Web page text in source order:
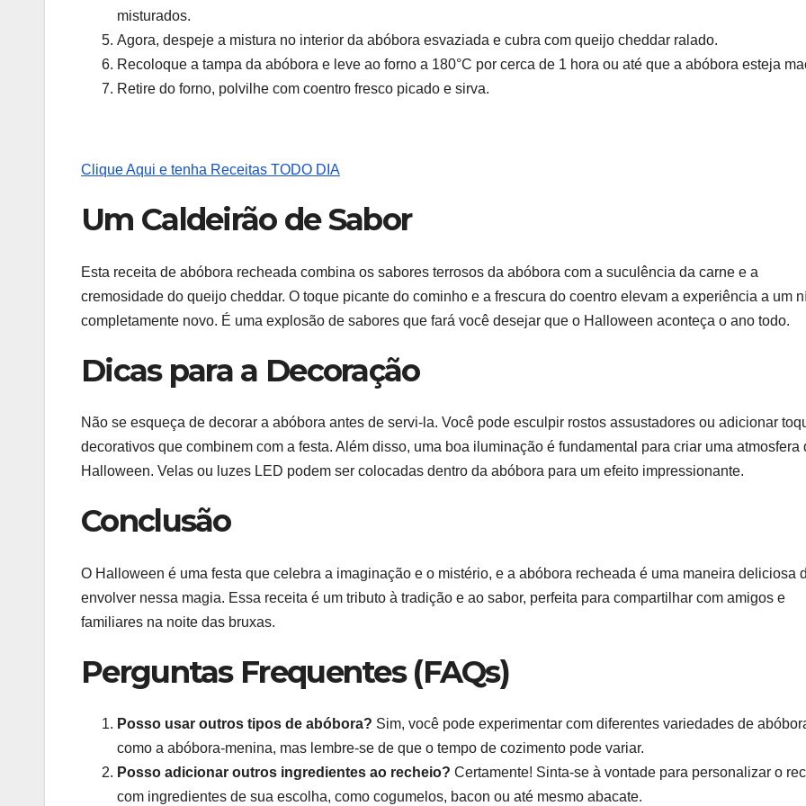
misturados.
Agora, despeje a mistura no interior da abóbora esvaziada e cubra com queijo cheddar ralado.
Recoloque a tampa da abóbora e leve ao forno a 180°C por cerca de 1 hora ou até que a abóbora esteja
Retire do forno, polvilhe com coentro fresco picado e sirva.
Clique Aqui e tenha Receitas TODO DIA
Um Caldeirão de Sabor
Esta receita de abóbora recheada combina os sabores terrosos da abóbora com a suculência da carne e a
cremosidade do queijo cheddar. O toque picante do cominho e a frescura do coentro elevam a experiência a um
completamente novo. É uma explosão de sabores que fará você desejar que o Halloween aconteça o ano todo.
Dicas para a Decoração
Não se esqueça de decorar a abóbora antes de servi-la. Você pode esculpir rostos assustadores ou adicionar
decorativos que combinem com a festa. Além disso, uma boa iluminação é fundamental para criar uma atmosfera
Halloween. Velas ou luzes LED podem ser colocadas dentro da abóbora para um efeito impressionante.
Conclusão
O Halloween é uma festa que celebra a imaginação e o mistério, e a abóbora recheada é uma maneira deliciosa
envolver nessa magia. Essa receita é um tributo à tradição e ao sabor, perfeita para compartilhar com amigos e
familiares na noite das bruxas.
Perguntas Frequentes (FAQs)
Posso usar outros tipos de abóbora? Sim, você pode experimentar com diferentes variedades de
como a abóbora-menina, mas lembre-se de que o tempo de cozimento pode variar.
Posso adicionar outros ingredientes ao recheio? Certamente! Sinta-se à vontade para personalizar o
com ingredientes de sua escolha, como cogumelos, bacon ou até mesmo abacate.